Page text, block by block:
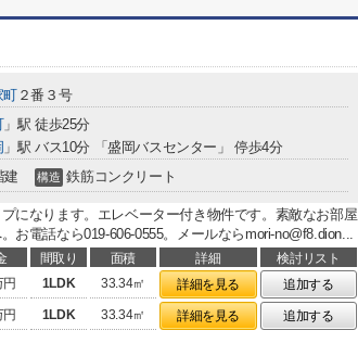
町２番３号
」駅 徒歩25分
」駅 バス10分 「盛岡バスセンター」 停歩4分
建 構造 鉄筋コンクリート
になります。エレベーター付き物件です。素敵なお部屋
お電話なら019-606-0555。メールならmori-no@f8.dion...
間取り 面積 詳細
検討リスト
円 1LDK 33.34㎡ 詳細を見る
追加する
円 1LDK 33.34㎡ 詳細を見る 追加する